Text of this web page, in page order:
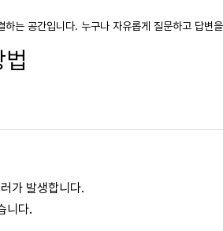
는 공간입니다. 누구나 자유롭게 질문하고 답변
가 발생합니다.
니다.